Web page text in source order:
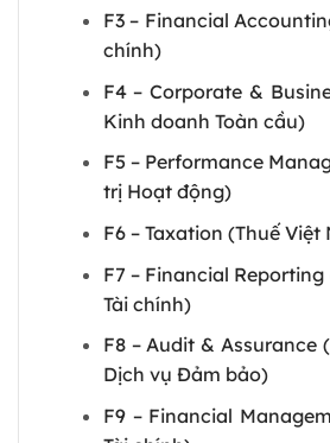
F3 – Financial
chính)
F4 – Corporate &
Kinh doanh Toàn cầu)
F5 – Performance
trị Hoạt động)
F6 – Taxation (Thuế Việt
F7 – Financial
Tài chính)
F8 – Audit & Assurance
Dịch vụ Đảm bảo)
F9 – Financial